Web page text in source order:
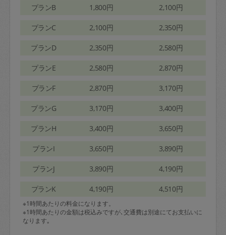
プランB 1,800円 2,100円
プランC 2,100円 2,350円
プランD 2,350円 2,580円
プランE 2,580円 2,870円
プランF 2,870円 3,170円
プランG 3,170円 3,400円
プランH 3,400円 3,650円
プランI 3,650円 3,890円
プランJ 3,890円 4,190円
プランK 4,190円 4,510円
※1時間あたりの料金になります。
※1時間あたりの金額は税込みですが､交通費は別途にてお支払いに
なります｡